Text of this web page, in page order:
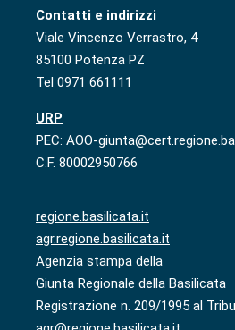
Contatti e indirizzi
Viale Vincenzo Verrastro, 4
85100 Potenza PZ
Tel 0971 661111
URP
PEC: AOO-
C.F. 80002950766
regione.basilicata.it
agr.regione.basilicata.it
Agenzia stampa della
Giunta Regionale della Basilicata
Registrazione n. 209/1995 al